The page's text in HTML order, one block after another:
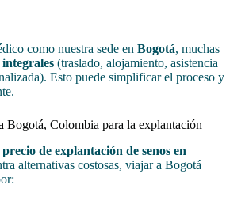
como nuestra sede en Bogotá, muchas
(traslado, alojamiento, asistencia
Esto puede simplificar el proceso y
Bogotá, Colombia para la explantación
precio de explantación de senos en
alternativas costosas, viajar a Bogotá